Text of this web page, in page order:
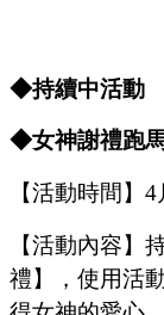
◆持續中活動
◆女神謝禮跑
【活動時間】 4
【活動內容】
禮】，使用活